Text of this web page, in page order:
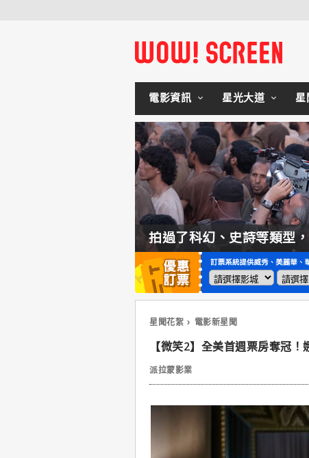
電影資訊 星光大道 星
拍過了科幻、史詩等類型
星聞花絮 電影新星聞
【微笑2】全美首週票房奪冠
派拉蒙影業